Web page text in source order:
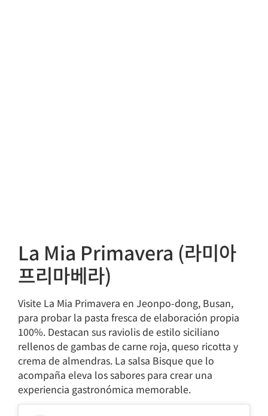
La Mia Primavera (라미아
프리마베라)
Visite La Mia Primavera en Jeonpo-dong, Busan,
para probar la pasta fresca de elaboración propia
100%. Destacan sus raviolis de estilo siciliano
rellenos de gambas de carne roja, queso ricotta y
crema de almendras. La salsa Bisque que lo
acompaña eleva los sabores para crear una
experiencia gastronómica memorable.